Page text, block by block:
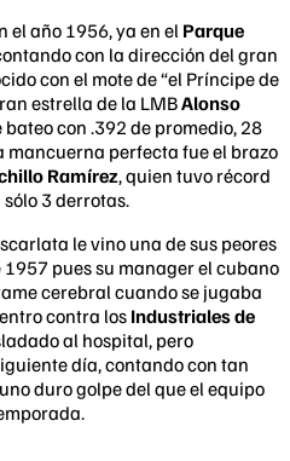
el año 1956, ya en el Parque
con la dirección del gran
con el mote de “el Príncipe de
estrella de la LMBAlonso
con .392 de promedio, 28
mancuerna perfecta fue el brazo
Ramírez, quien tuvo récord
3 derrotas.
le vino una de sus peores
pues su manager el cubano
cerebral cuando se jugaba
contra los Industriales de
al hospital, pero
día, contando con tan
duro golpe del que el equipo